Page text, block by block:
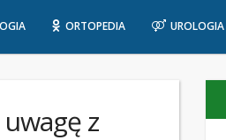
ORTOPEDIA UROLOGIA
z